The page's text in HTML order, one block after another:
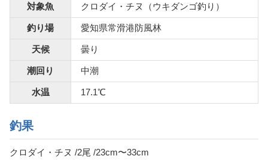
対象魚 クロダイ・チヌ（ウキダンゴ釣り）
釣り場 愛知県常滑港防風林
天候 曇り
潮回り 中潮
水温 17.1℃
釣果
クロダイ・チヌ /2尾 /23cm〜33cm